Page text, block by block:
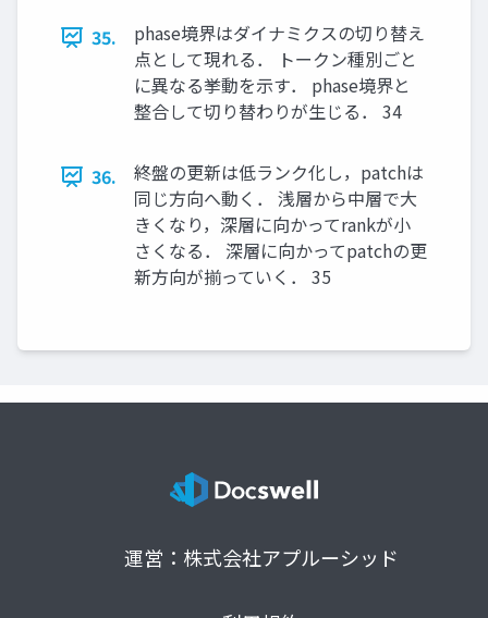
35.
phase境界はダイナミクスの切り替え
点として現れる． トークン種別ごと
に異なる挙動を示す． phase境界と
整合して切り替わりが生じる． 34
36.
終盤の更新は低ランク化し，patchは
同じ方向へ動く． 浅層から中層で大
きくなり，深層に向かってrankが小
さくなる． 深層に向かってpatchの更
新方向が揃っていく． 35
運営：株式会社アプルーシッド